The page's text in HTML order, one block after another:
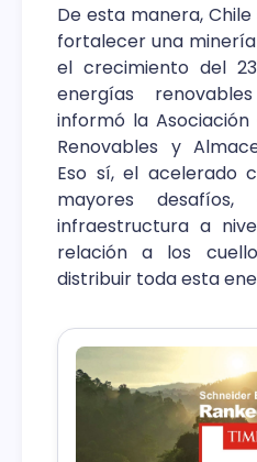
De esta manera,
fortalecer una
el crecimiento del
energías
informó la Asociación
Renovables y
Eso sí, el acelerado
mayores
infraestructura a
relación a los
distribuir toda esta